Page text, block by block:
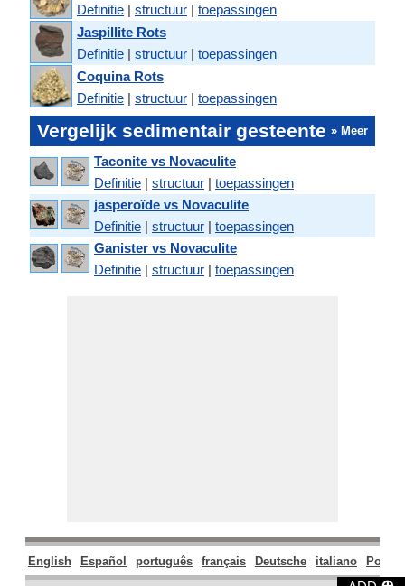
Definitie | structuur | toepassingen
Jaspillite Rots
Definitie | structuur | toepassingen
Coquina Rots
Definitie | structuur | toepassingen
Vergelijk sedimentair gesteente » Meer
Taconite vs Novaculite
Definitie | structuur | toepassingen
jasperoïde vs Novaculite
Definitie | structuur | toepassingen
Ganister vs Novaculite
Definitie | structuur | toepassingen
English Español português français Deutsche italiano